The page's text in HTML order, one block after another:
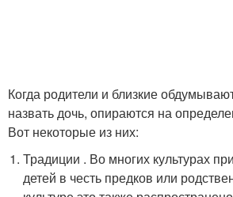
Когда родители и близкие
назвать дочь, опираются на
Вот некоторые из них:
Традиции . Во многих культурах
детей в честь предков или